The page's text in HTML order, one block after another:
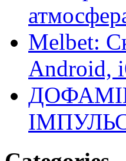
Melbet:
Android,